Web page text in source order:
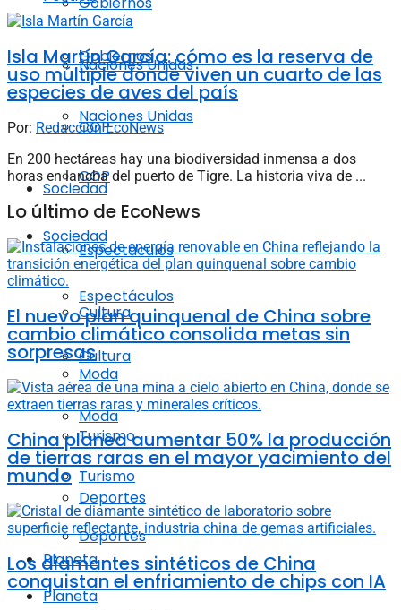
Naciones Unidas
COP
Sociedad
Espectáculos
Cultura
Moda
Turismo
Deportes
Planeta
Gobiernos
Naciones Unidas
COP
Sociedad
Espectáculos
Cultura
Moda
Turismo
Deportes
Planeta
Isla Martín García: cómo es la reserva de
uso múltiple donde viven un cuarto de las
especies de aves del país
Por: Redacción EcoNews
En 200 hectáreas hay una biodiversidad inmensa a dos
horas en lancha del puerto de Tigre. La historia viva de ...
Lo último de EcoNews
El nuevo plan quinquenal de China sobre
cambio climático consolida metas sin
sorpresas
China planea aumentar 50% la producción
de tierras raras en el mayor yacimiento del
mundo
Los diamantes sintéticos de China
conquistan el enfriamiento de chips con IA